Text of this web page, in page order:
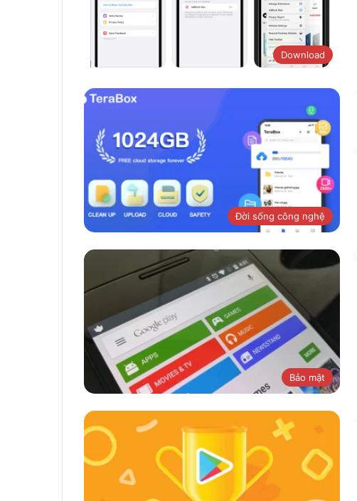
Download
Đời sống công nghệ
Bảo mật